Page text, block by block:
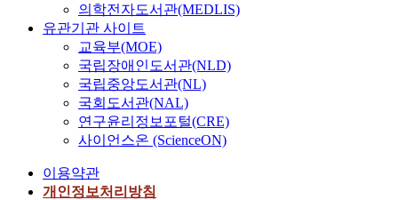
의학전자도서관(MEDLIS)
유관기관 사이트
교육부(MOE)
국립장애인도서관(NLD)
국립중앙도서관(NL)
국회도서관(NAL)
연구윤리정보포털(CRE)
사이언스온 (ScienceON)
이용약관
개인정보처리방침